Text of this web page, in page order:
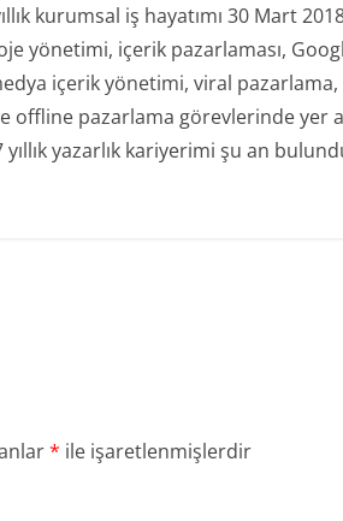
kurumsal iş hayatımı 30 Mart
yönetimi, içerik pazarlaması,
içerik yönetimi, viral pazarlama,
offline pazarlama görevlerinde yer
yıllık yazarlık kariyerimi şu an
* ile işaretlenmişlerdir